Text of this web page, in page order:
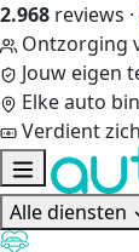
2.968 reviews ·
Ontzorging
Jouw eigen
Elke auto
Verdient
Alle diensten